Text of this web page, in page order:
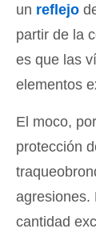
un reflejo
partir de la
es que las
elementos
El moco,
protección
agresiones.
cantidad